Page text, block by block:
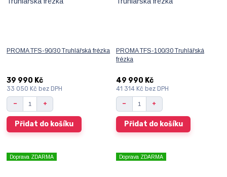
PROMA TFS-90/30 Truhlářská frézka
39 990 Kč
33 050 Kčbez DPH
Přidat do košíku
PROMA TFS-100/30 Truhlářská
frézka
49 990 Kč
41 314 Kč bez DPH
Přidat do košíku
Doprava ZDARMA Doprava ZDARMA